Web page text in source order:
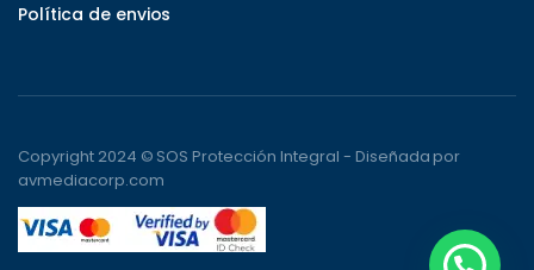
Política de envios
Copyright 2024 © SOS Protección Integral - Diseñada por
avmediacorp.com